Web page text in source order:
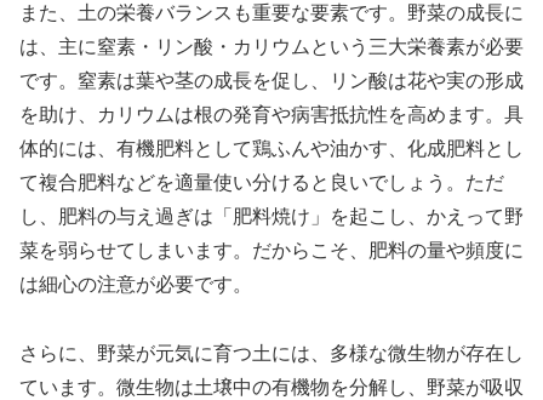
また、土の栄養バランスも重要な要素です。野菜の成長に
は、主に窒素・リン酸・カリウムという三大栄養素が必要
です。窒素は葉や茎の成長を促し、リン酸は花や実の形成
を助け、カリウムは根の発育や病害抵抗性を高めます。具
体的には、有機肥料として鶏ふんや油かす、化成肥料とし
て複合肥料などを適量使い分けると良いでしょう。ただ
し、肥料の与え過ぎは「肥料焼け」を起こし、かえって野
菜を弱らせてしまいます。だからこそ、肥料の量や頻度に
は細心の注意が必要です。
さらに、野菜が元気に育つ土には、多様な微生物が存在し
ています。微生物は土壌中の有機物を分解し、野菜が吸収